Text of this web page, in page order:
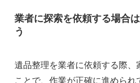
業者に探索を依頼する場合
う
遺品整理を業者に依頼する際、
ことで、作業が正確に進められ